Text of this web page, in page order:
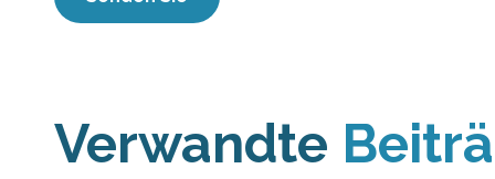
Verwandte